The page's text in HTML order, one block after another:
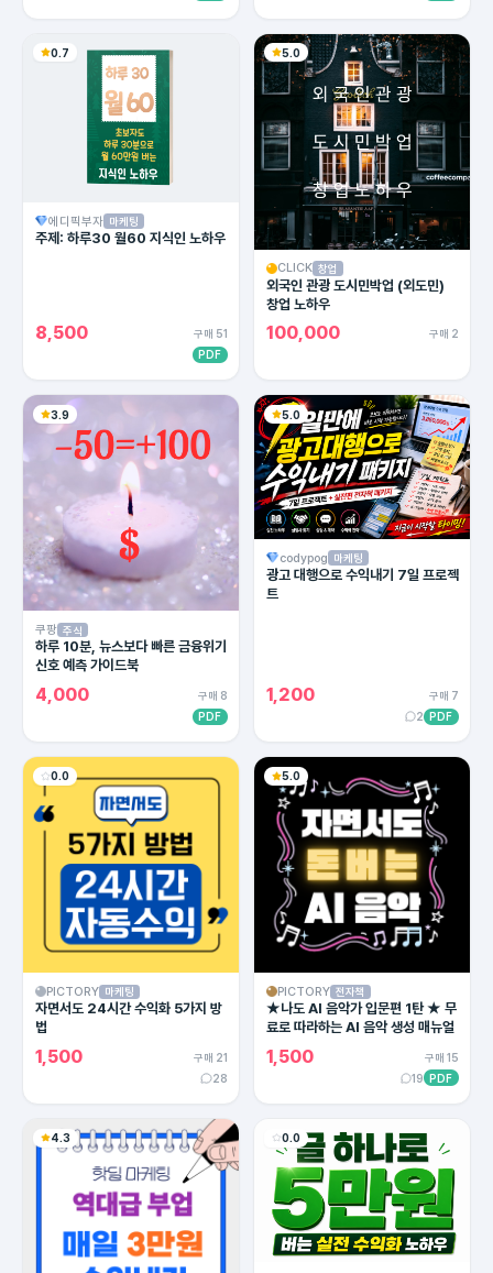
0.7
에디픽부자 마케팅
주제: 하루30 월60 지식인 노하우
8,500
구매 51
PDF
5.0
CLICK 창업
외국인 관광 도시민박업 (외도민)
창업 노하우
100,000 구매 2
3.9
쿠팡 주식
하루 10분, 뉴스보다 빠른 금융위기
신호 예측 가이드북
4,000
구매 8
PDF
5.0
codypog 마케팅
광고 대행으로 수익내기 7일 프로젝
트
1,200
구매 7
2 PDF
0.0
PICTORY 마케팅
자면서도 24시간 수익화 5가지 방
법
1,500
구매 21
28
5.0
PICTORY 전자책
★나도 AI 음악가 입문편 1탄 ★ 무
료로 따라하는 AI 음악 생성 매뉴얼
1,500
구매 15
19 PDF
4.3 0.0